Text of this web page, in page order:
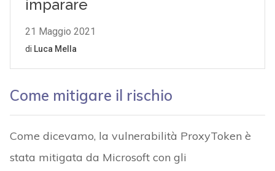
Come mitigare il rischio
Come dicevamo, la vulnerabilità ProxyToken è
stata mitigata da Microsoft con gli